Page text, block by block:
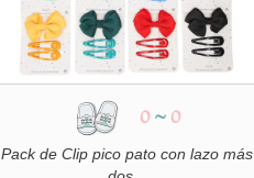
0 ~0
Pack de Clip pico pato con lazo más